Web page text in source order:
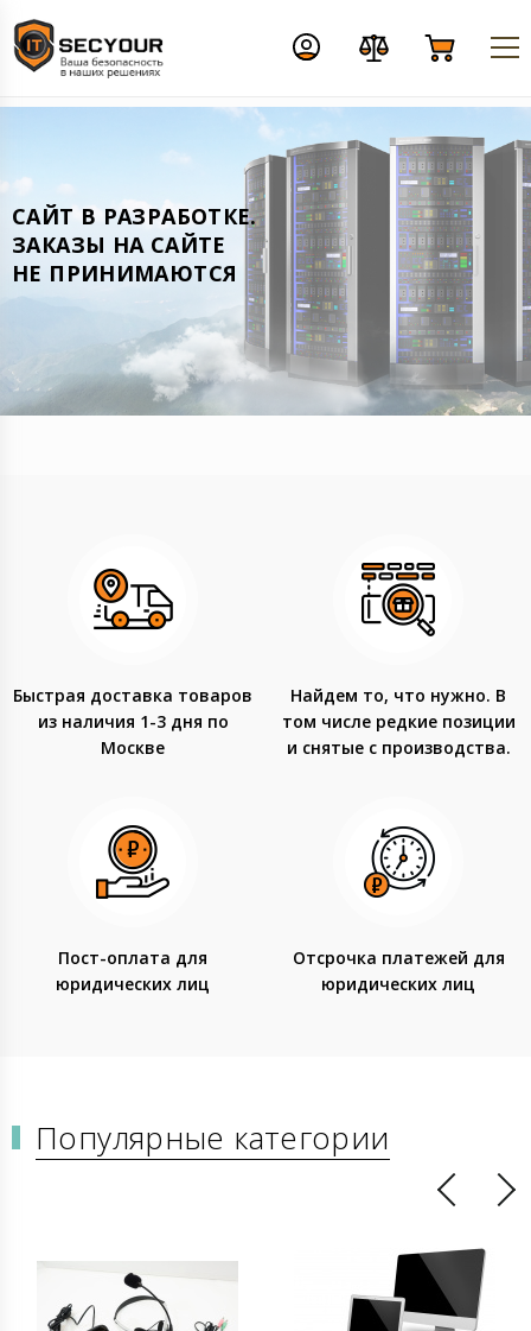
CАЙТ В РАЗРАБОТКЕ.
ЗАКАЗЫ НА САЙТЕ
НЕ ПРИНИМАЮТСЯ
Быстрая доставка товаров
из наличия 1-3 дня по
Москве
Найдем то, что нужно. В
том числе редкие позиции
и снятые с производства.
Пост-оплата для
юридических лиц
Отсрочка платежей для
юридических лиц
Популярные категории